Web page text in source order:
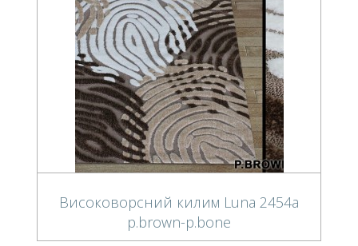
Високоворсний килим Luna 2454a
p.brown-p.bone